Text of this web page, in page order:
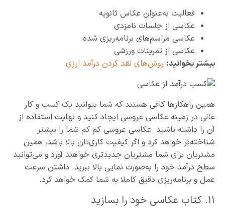
فعالیت به‌عنوان عکاس ثانویه
عکاسی از جلسات نامزدی
عکاسی مراسم‌های برنامه‌ریزی شده
عکاسی از تمرینات ورزشی
بیشتر بخوانید: روش‌های نقد کردن درآمد ارزی
همین راهکارها کافی هستند که شما بتوانید یک کسب و کار
عالی در زمینه عکاسی عروسی ایجاد کنید و نهایت استفاده از
آن را داشته باشید. عکاسی عروسی کم کم شما را بیشتر
شناخته‌تر خواهد کرد و اگر کیفیت کاری‌تان بالا باشد، همین
مشتریان برای شما مشتریان جدیدتری خواهند آورد و می‌توانید
سطح درآمد خود را به‌صورت نمایی بالا ببرید. داشتن سرعت
عمل و برنامه‌ریزی دقیق کاملا به شما کمک خواهد کرد.
۱۱. کتاب عکاسی خود را بسازید